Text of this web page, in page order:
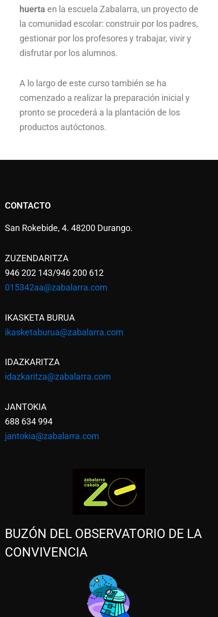
huerta en la escuela Zabalarra, un proyecto de
la comunidad escolar: construir por los padres,
gestionar por los profesores y trabajar, vivir y
disfrutar por los alumnos.
A lo largo de este curso también se ha
comenzado a realizar la preparación inicial y
pronto se procederá a la plantación de los
productos autóctonos.
CONTACTO
San Rokebide, 4. 48200 Durango.
ZUZENDARITZA
946 202 143/946 200 612
015342aa@zabalarra.com
IKASKETA BURUA
ikasketaburua@zabalarra.com
IDAZKARITZA
idazkaritza@zabalarra.com
JANTOKIA
688 634 994
jantokia@zabalarra.com
BUZÓN DEL OBSERVATORIO DE LA
CONVIVENCIA